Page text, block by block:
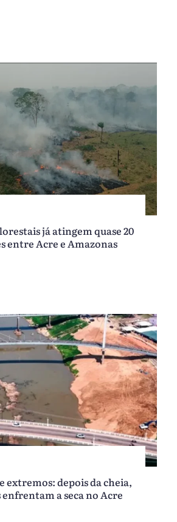
já atingem quase 20
entre Acre e Amazonas
extremos: depois da cheia,
a seca no Acre